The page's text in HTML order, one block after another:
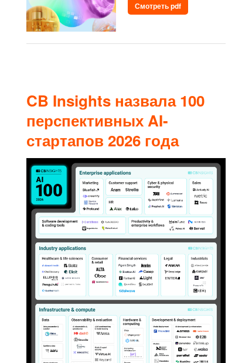
Смотреть pdf
CB Insights назвала 100
перспективных AI-
стартапов 2026 года